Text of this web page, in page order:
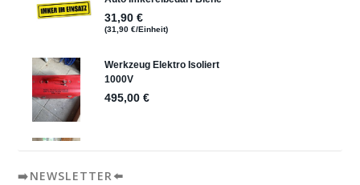
➡️NEWSLETTER⬅️